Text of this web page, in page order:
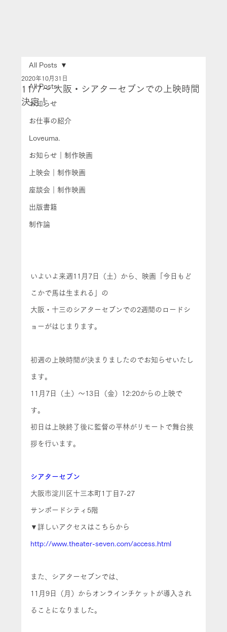
All Posts
お知らせ
お仕事の紹介
Loveuma.
お知らせ｜制作映画
上映会｜制作映画
座談会｜制作映画
出版書籍
制作論
All Posts
11/7～ 大阪・シアターセブンでの上映時間
決定！
2020年10月31日
いよいよ来週11月7日（土）から、映画「今日もど
こかで馬は生まれる」の
大阪・十三のシアターセブンでの2週間のロードシ
ョーがはじまります。
初週の上映時間が決まりましたのでお知らせいたし
ます。
11月7日（土）～13日（金）12:20からの上映で
す。
初日は上映終了後に監督の平林がリモートで舞台挨
拶を行います。
シアターセブン
大阪市淀川区十三本町1丁目7-27
サンポードシティ5階
▼詳しいアクセスはこちらから
http://www.theater-seven.com/access.html
また、シアターセブンでは、
11月9日（月）からオンラインチケットが導入され
ることになりました。